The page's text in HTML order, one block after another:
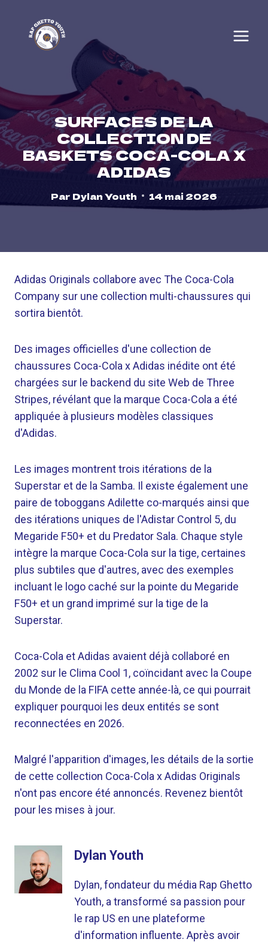
content
SURFACES DE LA
COLLECTION DE
BASKETS COCA-COLA X
ADIDAS
Par Dylan Youth 14 mai 2026
Adidas Originals collabore avec The Coca-Cola
Company sur une collection multi-chaussures qui
sortira bientôt.
Des images officielles d'une collection de
chaussures Coca-Cola x Adidas inédite ont été
chargées sur le backend du site Web de Three
Stripes, révélant que la marque Coca-Cola a été
appliquée à plusieurs modèles classiques
d'Adidas.
Les images montrent trois itérations de la
Superstar et de la Samba. Il existe également une
paire de toboggans Adilette co-marqués ainsi que
des itérations uniques de l'Adistar Control 5, du
Megaride F50+ et du Predator Sala. Chaque style
intègre la marque Coca-Cola sur la tige, certaines
plus subtiles que d'autres, avec des exemples
incluant le logo caché sur la pointe du Megaride
F50+ et un grand imprimé sur la tige de la
Superstar.
Coca-Cola et Adidas avaient déjà collaboré en
2002 sur le Clima Cool 1, coïncidant avec la Coupe
du Monde de la FIFA cette année-là, ce qui pourrait
expliquer pourquoi les deux entités se sont
reconnectées en 2026.
Malgré l'apparition d'images, les détails de la sortie
de cette collection Coca-Cola x Adidas Originals
n'ont pas encore été annoncés. Revenez bientôt
pour les mises à jour.
Dylan Youth
Dylan, fondateur du média Rap Ghetto
Youth, a transformé sa passion pour
le rap US en une plateforme
d'information influente. Après avoir